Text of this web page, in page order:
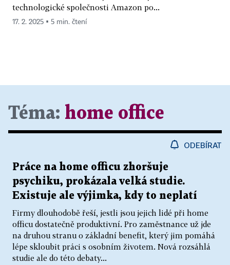
technologické společnosti Amazon po...
17. 2. 2025 ▪ 5 min. čtení
Téma: home office
ODEBÍRAT
Práce na home officu zhoršuje
psychiku, prokázala velká studie.
Existuje ale výjimka, kdy to neplatí
Firmy dlouhodobě řeší, jestli jsou jejich lidé při home
officu dostatečně produktivní. Pro zaměstnance už jde
na druhou stranu o základní benefit, který jim pomáhá
lépe skloubit práci s osobním životem. Nová rozsáhlá
studie ale do této debaty...